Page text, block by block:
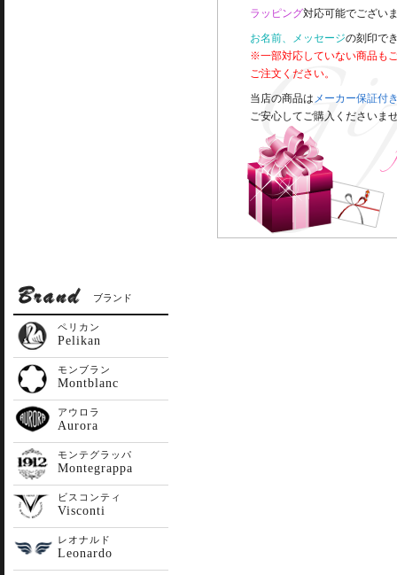
ラッピング対応可能でござい
お名前、メッセージの刻印で
※一部対応していない商品も
ご注文ください。
当店の商品は メーカー保証付
ご安心してご購入くださいま
ブランド
ペリカン
Pelikan
モンブラン
Montblanc
アウロラ
Aurora
モンテグラッパ
Montegrappa
ビスコンティ
Visconti
レオナルド
Leonardo